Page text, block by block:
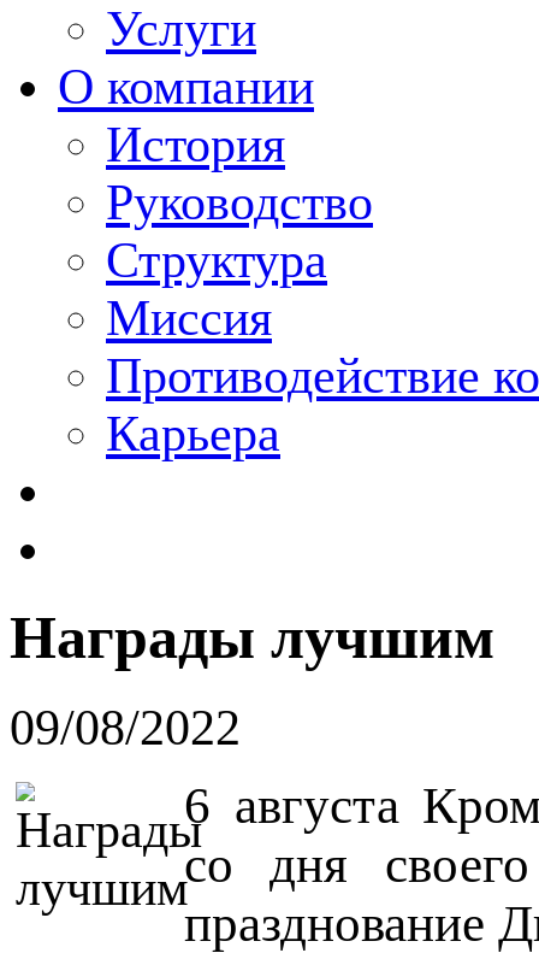
Услуги
О компании
История
Руководство
Структура
Миссия
Противодействие
Карьера
Награды лучшим
09/08/2022
6 августа
со дня своего
празднование